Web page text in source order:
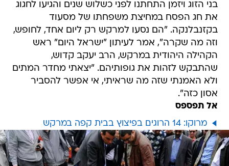
בני הזוג ויזמן התחתנו לפני כשלוש שנים והגיעו לחגוג
את חג הפסח במחיצת משפחתו של מסעוד
בקזנבלנקה. "הם נסעו למרקש רק ליום אחד, לחופש,
וזה מה שקרה", אמר לעיתון "ישראל היום" ראש
הקהילה היהודית במרקש, הרב יעקב קדוש,
שהתבקש לזהות את גופותיהם. "יצאתי מחדר המתים
ולא האמנתי שזה מה שראיתי, אי אפשר להסביר
אסון כזה".
אל תפספס
מרוקו: 14 הרוגים בפיצוץ בבית קפה במרקש